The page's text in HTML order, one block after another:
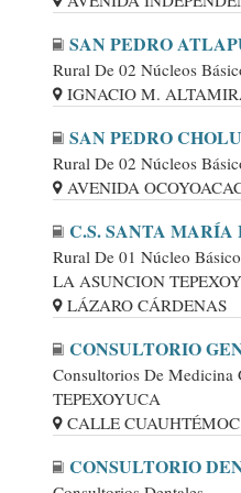
SAN PEDRO
Rural De 02 Núcleos
IGNACIO M.
SAN PEDRO
Rural De 02 Núcleos
AVENIDA
C.S. SANTA
Rural De 01 Núcleo Básico
LA ASUNCION
LÁZARO CÁRDENAS
CONSULTORIO
Consultorios De Medicina
TEPEXOYUCA
CALLE
CONSULTORIO